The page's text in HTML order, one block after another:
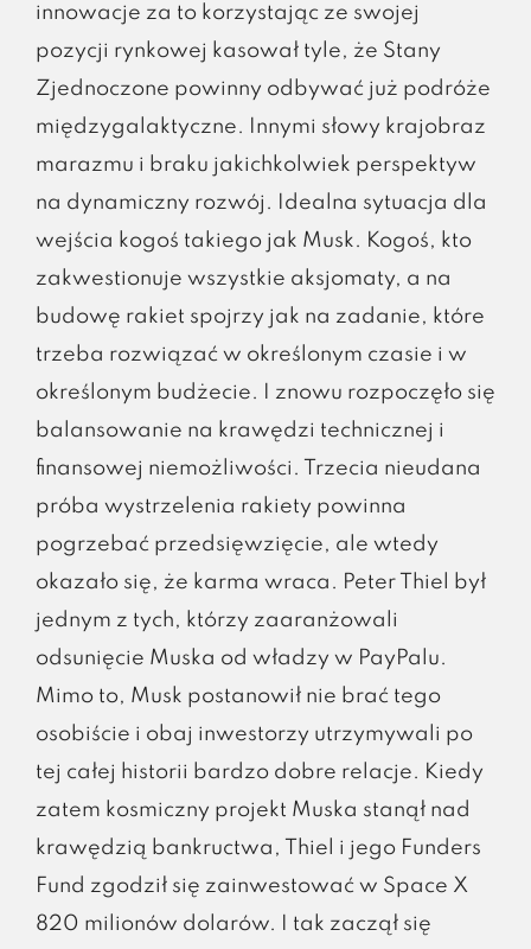
innowacje za to korzystając ze swojej
pozycji rynkowej kasował tyle, że Stany
Zjednoczone powinny odbywać już podróże
międzygalaktyczne. Innymi słowy krajobraz
marazmu i braku jakichkolwiek perspektyw
na dynamiczny rozwój. Idealna sytuacja dla
wejścia kogoś takiego jak Musk. Kogoś, kto
zakwestionuje wszystkie aksjomaty, a na
budowę rakiet spojrzy jak na zadanie, które
trzeba rozwiązać w określonym czasie i w
określonym budżecie. I znowu rozpoczęło się
balansowanie na krawędzi technicznej i
finansowej niemożliwości. Trzecia nieudana
próba wystrzelenia rakiety powinna
pogrzebać przedsięwzięcie, ale wtedy
okazało się, że karma wraca. Peter Thiel był
jednym z tych, którzy zaaranżowali
odsunięcie Muska od władzy w PayPalu.
Mimo to, Musk postanowił nie brać tego
osobiście i obaj inwestorzy utrzymywali po
tej całej historii bardzo dobre relacje. Kiedy
zatem kosmiczny projekt Muska stanął nad
krawędzią bankructwa, Thiel i jego Funders
Fund zgodził się zainwestować w Space X
820 milionów dolarów. I tak zaczął się